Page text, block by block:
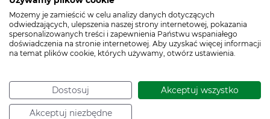
Możemy je zamieścić w celu analizy danych dotyczących
odwiedzających, ulepszenia naszej strony internetowej, pokazania
spersonalizowanych treści i zapewnienia Państwu wspaniałego
doświadczenia na stronie internetowej. Aby uzyskać więcej informacji
na temat plików cookie, których używamy, otwórz ustawienia.
Dostosuj Akceptuj wszystko
Akceptuj niezbędne
Jak każdy lek, lek ten może powodować
działania niepożądane, chociaż nie u każdego
one wystąpią. Dolegliwości, na które należy
przyjmujących Bioracef odnotowano reakcję
alergiczną lub potencjalnie ciężką reakcję
skórną. Ich objawy mogą być następujące: